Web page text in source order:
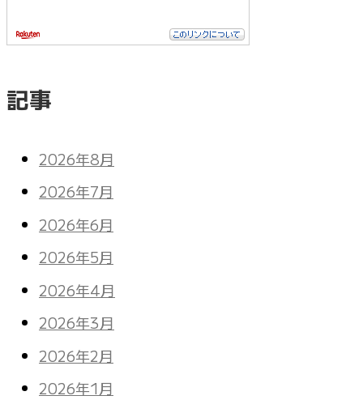
記事
2026年8月
2026年7月
2026年6月
2026年5月
2026年4月
2026年3月
2026年2月
2026年1月